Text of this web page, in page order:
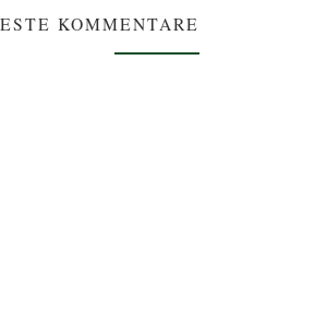
KOMMENTARE